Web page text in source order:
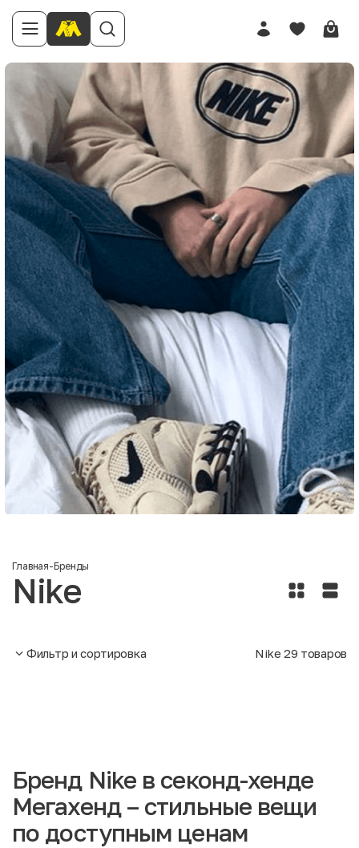
Главная-Бренды
Nike
Фильтр и сортировка Nike 29 товаров
Бренд Nike в секонд-хенде
Мегахенд – стильные вещи
по доступным ценам